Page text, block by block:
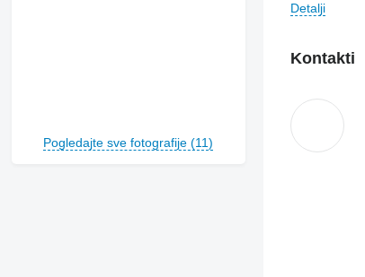
Pogledajte sve fotografije (11)
Detalji
Kontakti